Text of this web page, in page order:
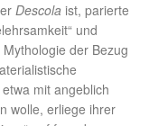
Descola ist, parierte
und
der Bezug
mit angeblich
wolle, erliege ihrer